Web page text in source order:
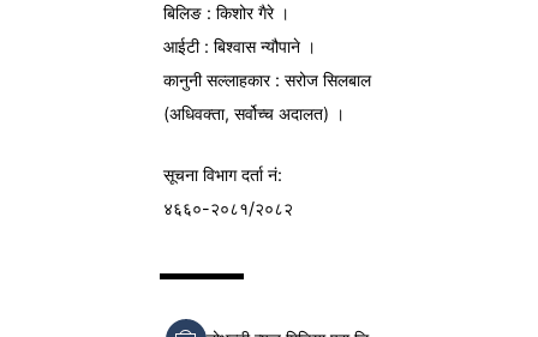
बिलिङ : किशोर गैरे ।
आईटी : बिश्वास न्यौपाने ।
कानुनी सल्लाहकार : सरोज सिलबाल
(अधिवक्ता, सर्वोच्च अदालत) ।
सूचना विभागदर्ता नं:
४६६०-२०८१/२०८२